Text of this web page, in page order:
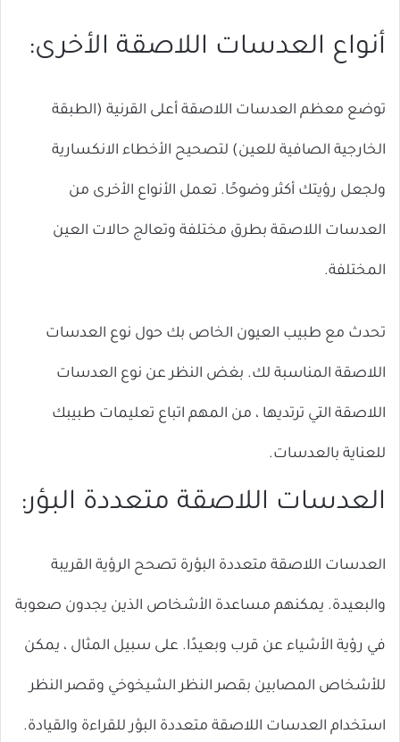
أنواع العدسات اللاصقة الأخرى:
توضع معظم العدسات اللاصقة أعلى القرنية (الطبقة
الخارجية الصافية للعين) لتصحيح الأخطاء الانكسارية
ولجعل رؤيتك أكثر وضوحًا. تعمل الأنواع الأخرى من
العدسات اللاصقة بطرق مختلفة وتعالج حالات العين
المختلفة.
تحدث مع طبيب العيون الخاص بك حول نوع العدسات
اللاصقة المناسبة لك. بغض النظر عن نوع العدسات
اللاصقة التي ترتديها ، من المهم اتباع تعليمات طبيبك
للعناية بالعدسات.
العدسات اللاصقة متعددة البؤر:
العدسات اللاصقة متعددة البؤرة تصحح الرؤية القريبة
والبعيدة. يمكنهم مساعدة الأشخاص الذين يجدون صعوبة
في رؤية الأشياء عن قرب وبعيدًا. على سبيل المثال ، يمكن
للأشخاص المصابين بقصر النظر الشيخوخي وقصر النظر
استخدام العدسات اللاصقة متعددة البؤر للقراءة والقيادة.